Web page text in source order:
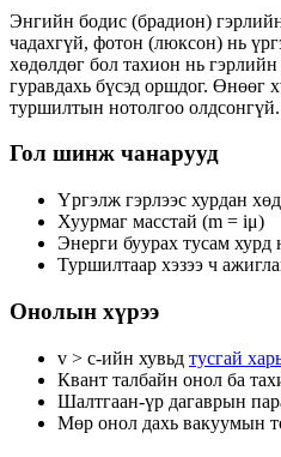
Энгийн бодис (брадион)
чадахгүй, фотон (люксон) нь
хөдөлдөг бол тахион нь
гуравдахь бүсэд оршдог. Өнөөг
туршилтын нотолгоо олдсонгүй.
Гол шинж чанарууд
Үргэлж гэрлээс хурдан
Хуурмаг масстай (m = iμ)
Энерги буурах тусам хурд
Туршилтаар хэзээ ч
Онолын хүрээ
v > c-ийн хувьд тусгай
Квант талбайн онол ба
Шалтгаан-үр дагаврын
Мөр онол дахь вакуумын